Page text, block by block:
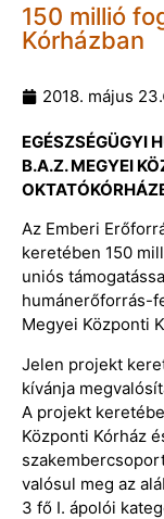
150 millió
Kórházban
2018. május 23.
EGÉSZSÉGÜGYI
B.A.Z. MEGYEI
Az Emberi
keretében 150
uniós
humánerőforrás-
Megyei Központi
Jelen projekt
kívánja
A projekt
Központi Kórház
valósul meg az
3 fő I. ápolói